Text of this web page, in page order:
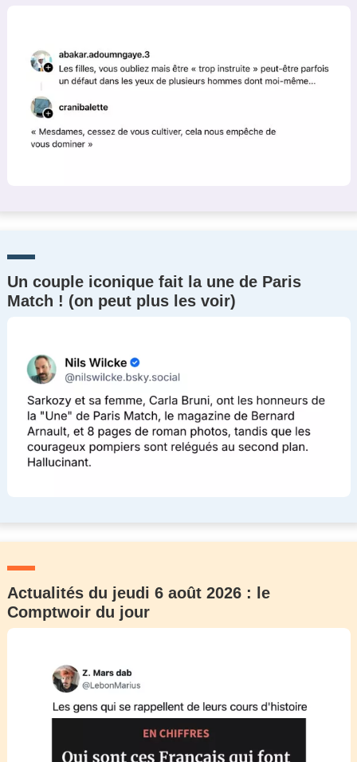
Un couple iconique fait la une de Paris
Match ! (on peut plus les voir)
Actualités du jeudi 6 août 2026 : le
Comptwoir du jour
C'EST PARTI